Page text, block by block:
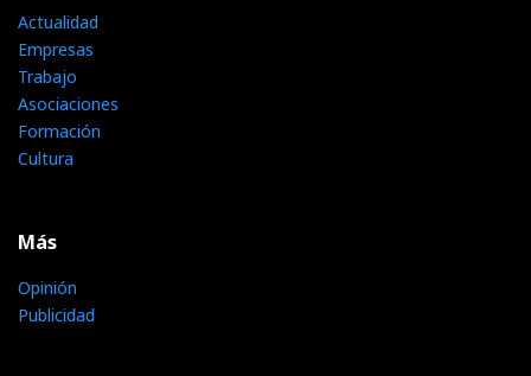
Actualidad
Empresas
Trabajo
Asociaciones
Formación
Cultura
Más
Opinión
Publicidad